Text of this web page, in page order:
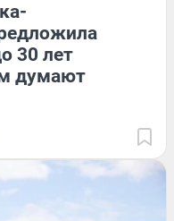
30 лет
думают